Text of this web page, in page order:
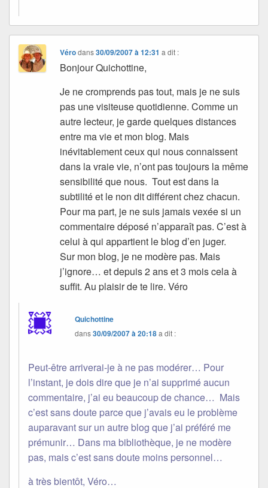
Vérodans30/09/2007 à 12:31 a dit :
Bonjour Quichottine,
Je ne cromprends pas tout, mais je ne suis
pas une visiteuse quotidienne. Comme un
autre lecteur, je garde quelques distances
entre ma vie et mon blog. Mais
inévitablement ceux qui nous connaissent
dans la vraie vie, n’ont pas toujours la même
sensibilité que nous. Tout est dans la
subtilité et le non dit différent chez chacun.
Pour ma part, je ne suis jamais vexée si un
commentaire déposé n’apparaît pas. C’est à
celui à qui appartient le blog d’en juger.
Sur mon blog, je ne modère pas. Mais
j’ignore… et depuis 2 ans et 3 mois cela à
suffit. Au plaisir de te lire. Véro
Quichottine
dans30/09/2007 à 20:18a dit :
Peut-être arriverai-je à ne pas modérer… Pour
l’instant, je dois dire que je n’ai supprimé aucun
commentaire, j’ai eu beaucoup de chance… Mais
c’est sans doute parce que j’avais eu le problème
auparavant sur un autre blog que j’ai préféré me
prémunir… Dans ma bibliothèque, je ne modère
pas, mais c’est sans doute moins personnel…
à très bientôt, Véro…